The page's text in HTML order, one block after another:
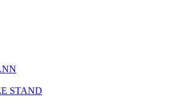
STAND